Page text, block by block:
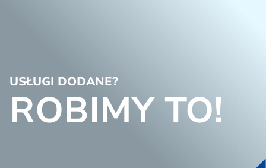
USŁUGI DODANE?
ROBIMY TO!